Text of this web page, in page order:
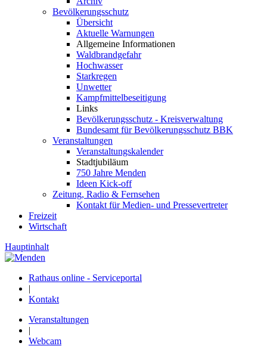
Bevölkerungsschutz
Übersicht
Aktuelle Warnungen
Allgemeine Informationen
Waldbrandgefahr
Hochwasser
Starkregen
Unwetter
Kampfmittelbeseitigung
Links
Bevölkerungsschutz - Kreisverwaltung
Bundesamt für Bevölkerungsschutz BBK
Veranstaltungen
Veranstaltungskalender
Stadtjubiläum
750 Jahre Menden
Ideen Kick-off
Zeitung, Radio & Fernsehen
Kontakt für Medien- und Pressevertreter
Freizeit
Wirtschaft
Hauptinhalt
Rathaus online - Serviceportal
|
Kontakt
Veranstaltungen
|
Webcam